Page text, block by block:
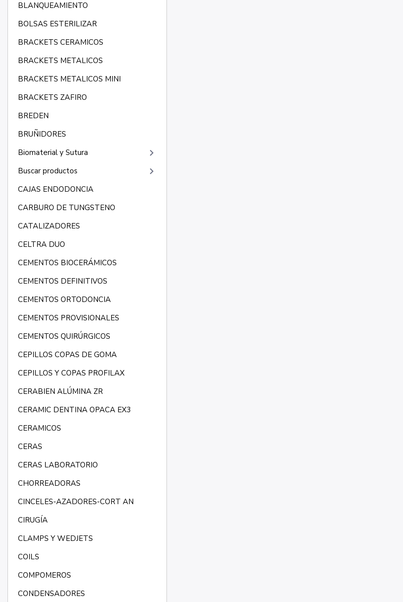
BLANQUEAMIENTO
BOLSAS ESTERILIZAR
BRACKETS CERAMICOS
BRACKETS METALICOS
BRACKETS METALICOS MINI
BRACKETS ZAFIRO
BREDEN
BRUÑIDORES
Biomaterial y Sutura
keyboard_arrow_right
Buscar productos keyboard_arrow_right
CAJAS ENDODONCIA
CARBURO DE TUNGSTENO
CATALIZADORES
CELTRA DUO
CEMENTOS BIOCERÁMICOS
CEMENTOS DEFINITIVOS
CEMENTOS ORTODONCIA
CEMENTOS PROVISIONALES
CEMENTOS QUIRÚRGICOS
CEPILLOS COPAS DE GOMA
CEPILLOS Y COPAS PROFILAX
CERABIEN ALÚMINA ZR
CERAMIC DENTINA OPACA EX3
CERAMICOS
CERAS
CERAS LABORATORIO
CHORREADORAS
CINCELES-AZADORES-CORT AN
CIRUGÍA
CLAMPS Y WEDJETS
COILS
COMPOMEROS
CONDENSADORES